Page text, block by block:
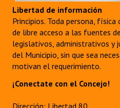
Libertad de información
Principios. Toda persona,
de libre acceso a las fuentes
legislativos, administrativos y
del Municipio, sin que sea
motivan el requerimiento.
¡Conectate con el Concejo!
Dirección: Libertad 80